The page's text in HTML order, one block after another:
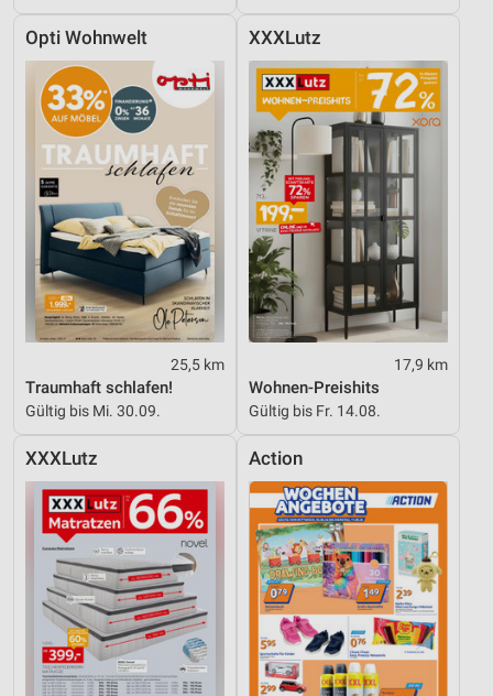
Opti Wohnwelt
25,5 km
Traumhaft schlafen!
Gültig bis Mi. 30.09.
XXXLutz
17,9 km
Wohnen-Preishits
Gültig bis Fr. 14.08.
XXXLutz Action